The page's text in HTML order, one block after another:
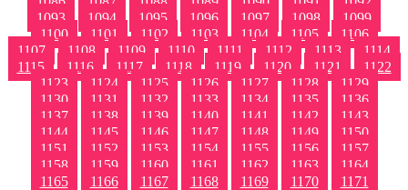
1093
1094 1095 1096 1097 1098
1099
1100
1101 1102 1103 1104 1105
1106
1107
1108 1109 1110 1111 1112 1113
1114
1115
1116 1117 1118 1119 1120 1121
1122
1123
1124 1125 1126 1127 1128
1129
1130
1131 1132 1133 1134 1135
1136
1137
1138 1139 1140 1141 1142
1143
1144
1145 1146 1147 1148 1149
1150
1151
1152 1153 1154 1155 1156
1157
1158
1159 1160 1161 1162 1163
1164
1165
1166 1167 1168 1169 1170 1171